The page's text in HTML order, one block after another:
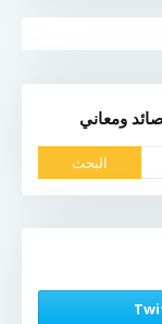
ومعاني